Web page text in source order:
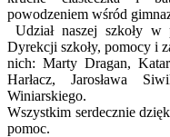
powodzeniem wśród
Udział naszej szkoły
Dyrekcji szkoły, pomocy i
nich: Marty Dragan,
Harłacz, Jarosława
Winiarskiego.
Wszystkim serdecznie
pomoc.